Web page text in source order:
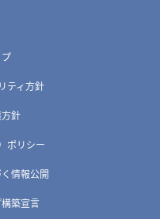
ティ方針
針
ポリシー
情報公開
築宣言